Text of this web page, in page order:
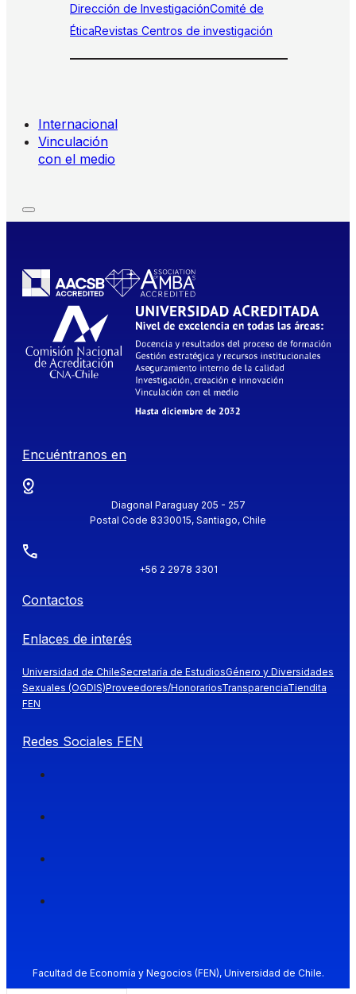
Dirección de InvestigaciónComité de
ÉticaRevistas Centros de investigación
Internacional
Vinculación
con el medio
Encuéntranos en
Diagonal Paraguay 205 - 257
Postal Code 8330015, Santiago, Chile
+56 2 2978 3301
Contactos
Enlaces de interés
Universidad de ChileSecretaría de EstudiosGénero y Diversidades
Sexuales (OGDIS)Proveedores/HonorariosTransparenciaTiendita
FEN
Redes Sociales FEN
Facultad de Economía y Negocios (FEN), Universidad de Chile.